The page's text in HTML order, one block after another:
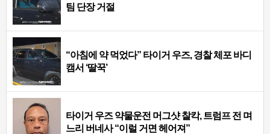
팀 단장 거절
“아침에 약 먹었다” 타이거 우즈, 경찰 체포 바디
캠서 ‘딸꾹’
타이거 우즈 약물운전 머그샷 찰칵, 트럼프 전 며
느리 버네사 “이럴 거면 헤어져”